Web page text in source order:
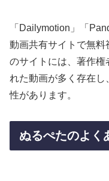
「Dailymotion」「
動画共有サイトで無料
のサイトには、著作権
れた動画が多く存在
性があります。
ぬるぺたのよく